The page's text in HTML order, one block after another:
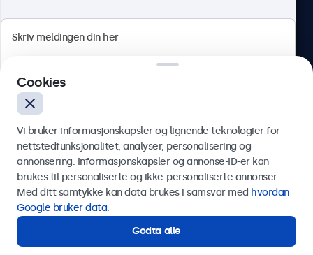
Norsk
Send
Eller ring oss på
Kontakt våre spesialister.
Cookies
Vi bruker informasjonskapsler og lignende teknologier for
nettstedfunksjonalitet, analyser, personalisering og
annonsering. Informasjonskapsler og annonse-ID-er kan
brukes til personaliserte og ikke-personaliserte annonser.
Med ditt samtykke kan data brukes i samsvar med hvordan
Google bruker data.
Godta alle